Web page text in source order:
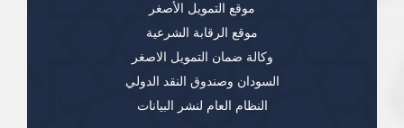
موقع التمويل الأصغر
موقع الرقابة الشرعية
وكالة ضمان التمويل الاصغر
السودان وصندوق النقد الدولي
النظام العام لنشر البيانات